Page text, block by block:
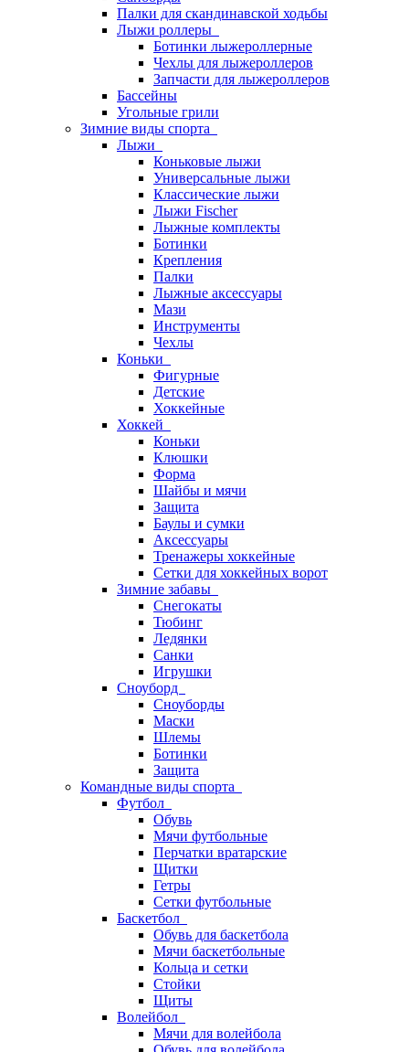
Палки для скандинавской ходьбы
Лыжи роллеры
Ботинки лыжероллерные
Чехлы для лыжероллеров
Запчасти для лыжероллеров
Бассейны
Угольные грили
Зимние виды спорта
Лыжи
Коньковые лыжи
Универсальные лыжи
Классические лыжи
Лыжи Fischer
Лыжные комплекты
Ботинки
Крепления
Палки
Лыжные аксессуары
Мази
Инструменты
Чехлы
Коньки
Фигурные
Детские
Хоккейные
Хоккей
Коньки
Клюшки
Форма
Шайбы и мячи
Защита
Баулы и сумки
Аксессуары
Тренажеры хоккейные
Сетки для хоккейных ворот
Зимние забавы
Снегокаты
Тюбинг
Ледянки
Санки
Игрушки
Сноуборд
Сноуборды
Маски
Шлемы
Ботинки
Защита
Командные виды спорта
Футбол
Обувь
Мячи футбольные
Перчатки вратарские
Щитки
Гетры
Сетки футбольные
Баскетбол
Обувь для баскетбола
Мячи баскетбольные
Кольца и сетки
Стойки
Щиты
Волейбол
Мячи для волейбола